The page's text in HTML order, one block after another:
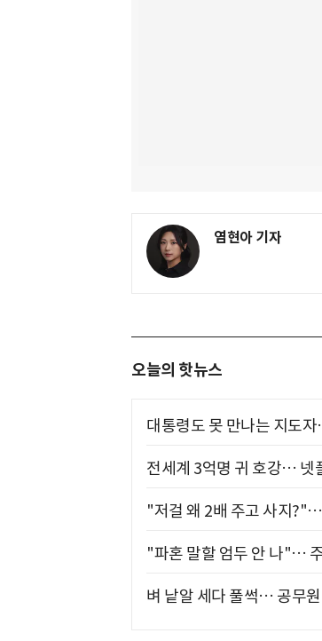
염현아 기자
오늘의 핫뉴스
대통령도 못 만나는 지도
전세계 3억명 귀 호강… 넷
"저걸 왜 2배 주고 사지
"파혼 말할 엄두 안 나"…
벼 낱알 세다 풀썩… 공무